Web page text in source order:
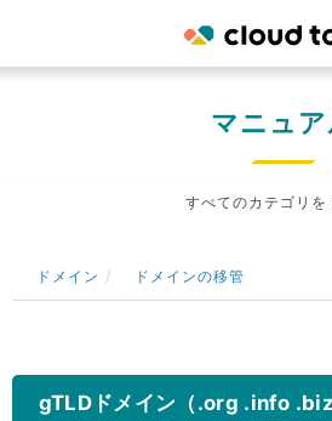
マニュ
すべてのカテゴリを
ドメイン ドメインの移管
gTLDドメイン（.org .info